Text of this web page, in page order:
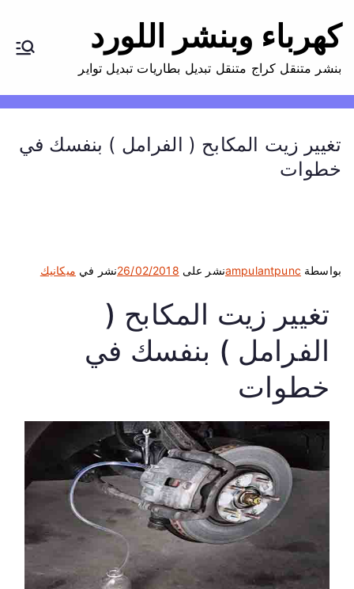
إ
كهرباء وبنشر اللورد
بنشر متنقل كراج متنقل تبديل بطاريات تبديل تواير
تغيير زيت المكابح ( الفرامل ) بنفسك في
خطوات
بواسطة ampulantpuncنشر على 26/02/2018نشر في ميكانيك
تغيير زيت المكابح (
الفرامل ) بنفسك في
خطوات